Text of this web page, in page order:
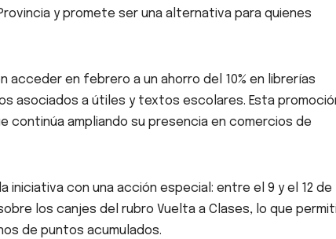
y promete ser una alternativa para quienes
acceder en febrero a un ahorro del 10% en librerías
asociados a útiles y textos escolares. Esta
continúa ampliando su presencia en comercios de
iniciativa con una acción especial: entre el 9 y el 12 de
los canjes del rubro Vuelta a Clases, lo que
de puntos acumulados.